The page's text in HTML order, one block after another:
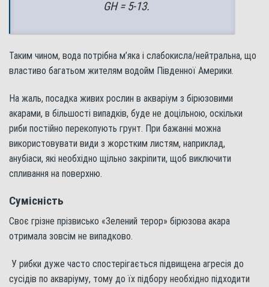
GH = 5-13.
Таким чином, вода потрібна м’яка і слабокисла/нейтральна, що
властиво багатьом жителям водойм Південної Америки.
На жаль, посадка живих рослин в акваріум з бірюзовими
акарами, в більшості випадків, буде не доцільною, оскільки
риби постійно перекопують грунт. При бажанні можна
використовувати види з жорстким листям, наприклад,
анубіаси, які необхідно щільно закріпити, щоб виключити
спливання на поверхню.
Сумісність
Своє грізне прізвисько «Зелений терор» бірюзова акара
отримала зовсім не випадково.
У рибки дуже часто спостерігається підвищена агресія до
сусідів по акваріуму, тому до їх підбору необхідно підходити